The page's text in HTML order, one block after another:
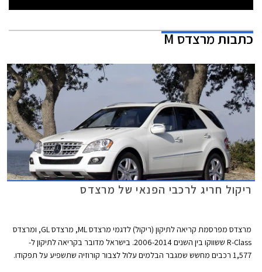
כתבותמרצדס M
ריקול חריג לרכבי הפנאי של מרצדס
מרצדס מפרסמת קריאה לתיקון (ריקול) לדגמי מרצדס ML, מרצדס GL, ומרצדס
R-Class ששווקו בין השנים 2006-2014. בישראל מדובר בקריאה לתיקון ל-
1,577 רכבים מחשש שמגבר הבלמים עלול לצבור קורוזיה שתשפיע על תפקודו.